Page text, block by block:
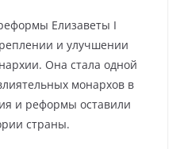
Елизаветы I
и улучшении
Она стала одной
монархов в
и реформы оставили
страны.